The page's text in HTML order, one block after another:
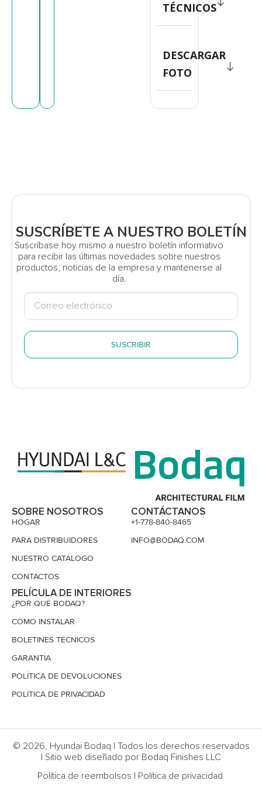
TÉCNICOS
DESCARGAR
FOTO
SUSCRÍBETE A NUESTRO BOLETÍN
Suscríbase hoy mismo a nuestro boletín informativo
para recibir las últimas novedades sobre nuestros
productos, noticias de la empresa y mantenerse al
día.
SUSCRIBIR
SOBRE NOSOTROS
HOGAR
PARA DISTRIBUIDORES
NUESTRO CATÁLOGO
CONTACTOS
PELÍCULA DE INTERIORES
¿POR QUÉ BODAQ?
CÓMO INSTALAR
BOLETINES TÉCNICOS
GARANTÍA
POLÍTICA DE DEVOLUCIONES
POLÍTICA DE PRIVACIDAD
CONTÁCTANOS
+1-778-840-8465
INFO@BODAQ.COM
© 2026, Hyundai Bodaq | Todos los derechos reservados
| Sitio web diseñado por Bodaq Finishes LLC
Política de reembolsos | Política de privacidad